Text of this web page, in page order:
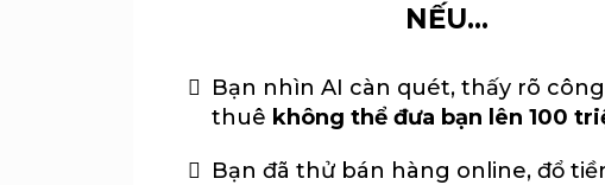
NẾU...
Bạn nhìn AI càn quét, thấy rõ
thuê không thể đưa bạn lên 100
Bạn đã thử bán hàng online, đổ